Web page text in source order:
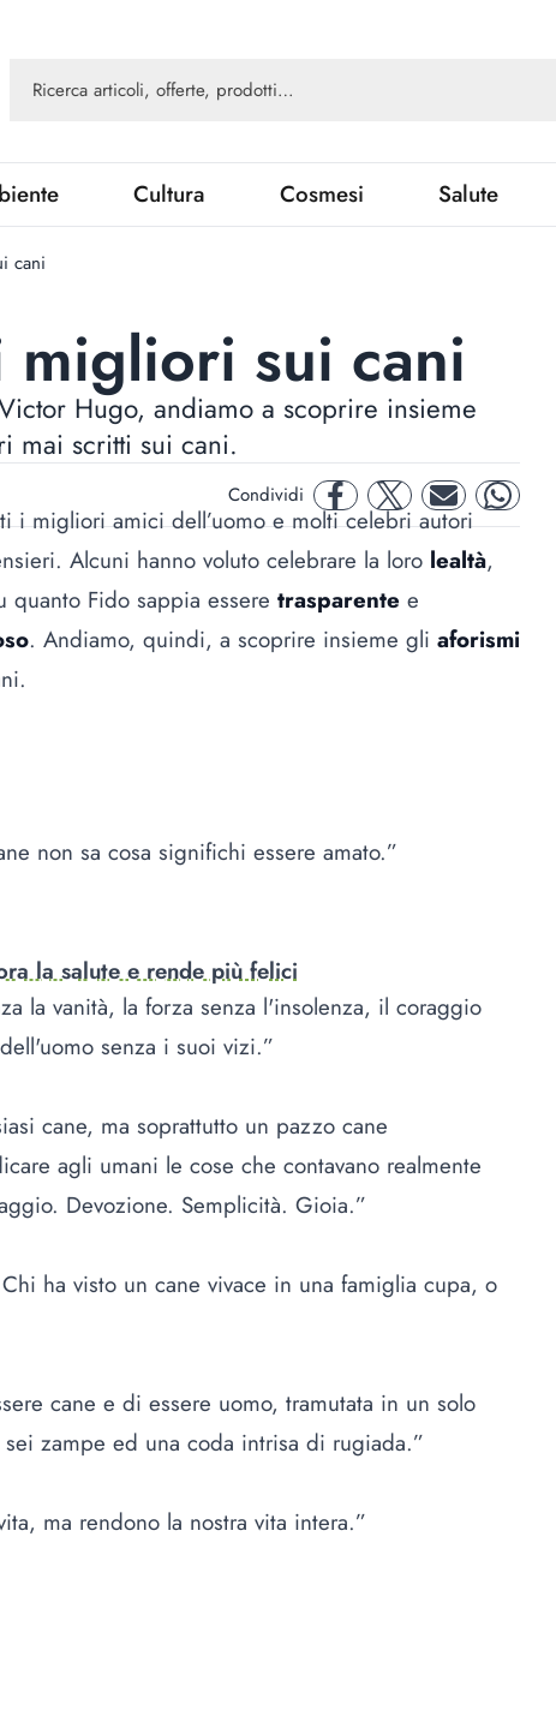
Cultura Cosmesi Salute
cani
sui cani
Hugo, andiamo a scoprire insieme
mai scritti sui cani.
Condividi facebooktwitter mail whatsapp
i migliori amici dell’uomo e molti celebri autori
Alcuni hanno voluto celebrare la loro lealtà,
quanto Fido sappia essere trasparente e
. Andiamo, quindi, a scoprire insieme gli aforismi
non sa cosa significhi essere amato.”
la salute e rende più felici
la vanità, la forza senza l'insolenza, il coraggio
senza i suoi vizi.”
cane, ma soprattutto un pazzo cane
agli umani le cose che contavano realmente
Devozione. Semplicità. Gioia.”
ha visto un cane vivace in una famiglia cupa, o
cane e di essere uomo, tramutata in un solo
zampe ed una coda intrisa di rugiada.”
ma rendono la nostra vita intera.”